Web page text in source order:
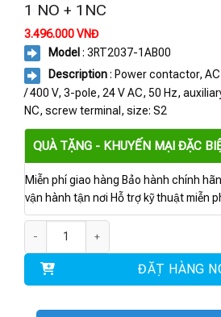
1 NO + 1NC
3.496.000VNĐ
Model : 3RT2037-1AB00
Description: Power contactor,
/ 400 V, 3-pole, 24 V AC, 50 Hz,
NC, screw terminal, size: S2
QUÀ TẶNG - KHUYẾN MẠI ĐẶC
Miễn phí giao hàng Bảo hành chính
vận hành tận nơi Hỗ trợ kỹ thuật miễn
ĐẶT HÀNG